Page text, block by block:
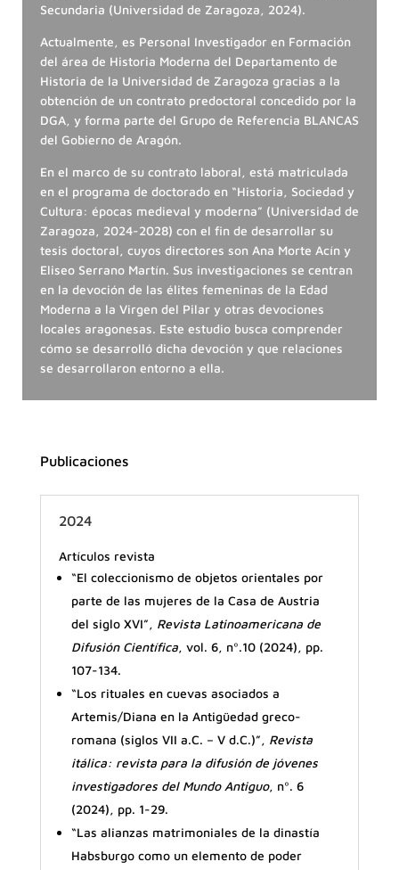
Secundaria (Universidad de Zaragoza, 2024).
Actualmente, es Personal Investigador en Formación
del área de Historia Moderna del Departamento de
Historia de la Universidad de Zaragoza gracias a la
obtención de un contrato predoctoral concedido por la
DGA, y forma parte del Grupo de Referencia BLANCAS
del Gobierno de Aragón.
En el marco de su contrato laboral, está matriculada
en el programa de doctorado en “Historia, Sociedad y
Cultura: épocas medieval y moderna” (Universidad de
Zaragoza, 2024-2028) con el fin de desarrollar su
tesis doctoral, cuyos directores son Ana Morte Acín y
Eliseo Serrano Martín. Sus investigaciones se centran
en la devoción de las élites femeninas de la Edad
Moderna a la Virgen del Pilar y otras devociones
locales aragonesas. Este estudio busca comprender
cómo se desarrolló dicha devoción y que relaciones
se desarrollaron entorno a ella.
Publicaciones
2024
Artículos revista
“El coleccionismo de objetos orientales por
parte de las mujeres de la Casa de Austria
del siglo XVI”, Revista Latinoamericana de
Difusión Científica, vol. 6, nº.10 (2024), pp.
107-134.
“Los rituales en cuevas asociados a
Artemis/Diana en la Antigüedad greco-
romana (siglos VII a.C. – V d.C.)”, Revista
itálica: revista para la difusión de jóvenes
investigadores del Mundo Antiguo, nº. 6
(2024), pp. 1-29.
“Las alianzas matrimoniales de la dinastía
Habsburgo como un elemento de poder